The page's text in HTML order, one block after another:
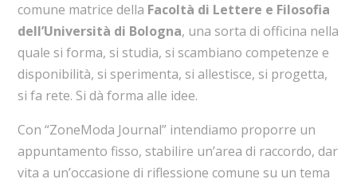
comune matrice della Facoltà di Lettere e Filosofia
dell’Università di Bologna, una sorta di officina nella
quale si forma, si studia, si scambiano competenze e
disponibilità, si sperimenta, si allestisce, si progetta,
si fa rete. Si dà forma alle idee.
Con “ZoneModa Journal” intendiamo proporre un
appuntamento fisso, stabilire un’area di raccordo, dar
vita a un’occasione di riflessione comune su un tema